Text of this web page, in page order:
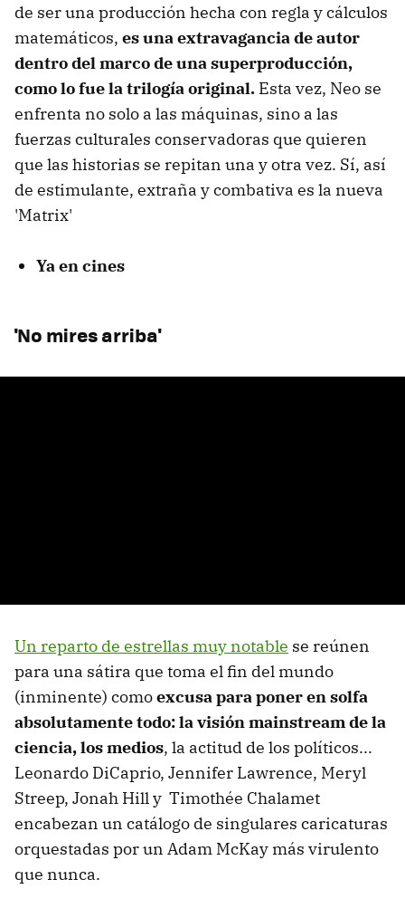
de ser una producción hecha con regla y cálculos
matemáticos, es una extravagancia de autor
dentro del marco de una superproducción,
como lo fue la trilogía original. Esta vez, Neo se
enfrenta no solo a las máquinas, sino a las
fuerzas culturales conservadoras que quieren
que las historias se repitan una y otra vez. Sí, así
de estimulante, extraña y combativa es la nueva
'Matrix'
Ya en cines
'No mires arriba'
Un reparto de estrellas muy notable se reúnen
para una sátira que toma el fin del mundo
(inminente) comoexcusa para poner en solfa
absolutamente todo: la visión mainstream de la
ciencia, los medios, la actitud de los políticos...
Leonardo DiCaprio, Jennifer Lawrence, Meryl
Streep, Jonah Hill y Timothée Chalamet
encabezan un catálogo de singulares caricaturas
orquestadas por un Adam McKay más virulento
que nunca.